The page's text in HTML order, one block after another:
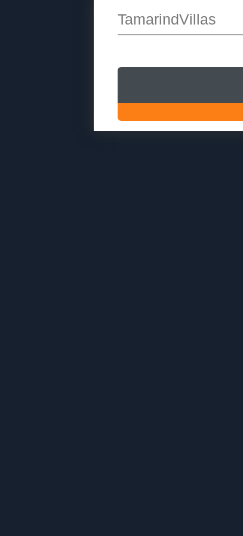
TamarindVillas